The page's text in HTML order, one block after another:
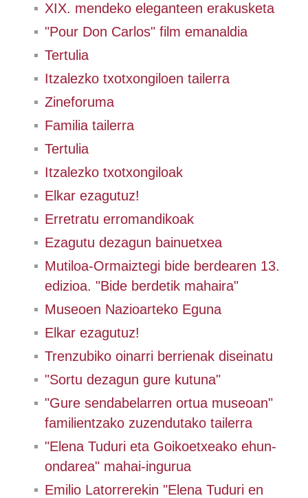
XIX. mendeko eleganteen erakusketa
"Pour Don Carlos" film emanaldia
Tertulia
Itzalezko txotxongiloen tailerra
Zineforuma
Familia tailerra
Tertulia
Itzalezko txotxongiloak
Elkar ezagutuz!
Erretratu erromandikoak
Ezagutu dezagun bainuetxea
Mutiloa-Ormaiztegi bide berdearen 13.
edizioa. "Bide berdetik mahaira"
Museoen Nazioarteko Eguna
Elkar ezagutuz!
Trenzubiko oinarri berrienak diseinatu
"Sortu dezagun gure kutuna"
"Gure sendabelarren ortua museoan"
familientzako zuzendutako tailerra
"Elena Tuduri eta Goikoetxeako ehun-
ondarea" mahai-ingurua
Emilio Latorrerekin "Elena Tuduri en